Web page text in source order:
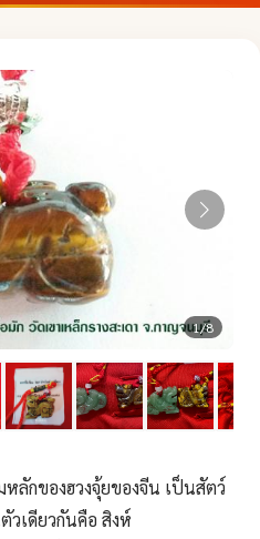
1/8
ลักของฮวงจุ้ยของจีน เป็นสัตว์
วเดียวกันคือ สิงห์